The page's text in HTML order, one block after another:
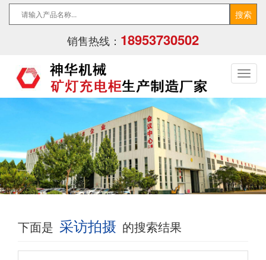
销售热线： 18953730502
下面是 采访拍摄 的搜索结果